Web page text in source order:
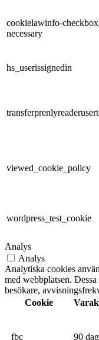
cookielawinfo-
necessary
hs_userissignedin
viewed_cookie_policy
wordpress_test_cookie
Analys
Analys
Analytiska cookies
med webbplatsen.
besökare,
Cookie
_fbc 90